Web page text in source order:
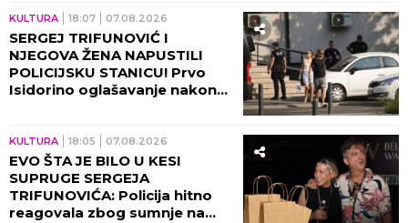
KULTURA 18:07 07.08.2026
SERGEJ TRIFUNOVIĆ I
NJEGOVA ŽENA NAPUSTILI
POLICIJSKU STANICU! Prvo
Isidorino oglašavanje nakon
KULTURA 18:05 07.08.2026
EVO ŠTA JE BILO U KESI
SUPRUGE SERGEJA
TRIFUNOVIĆA: Policija hitno
reagovala zbog sumnje na